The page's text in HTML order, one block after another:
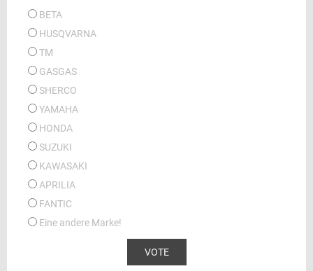
BETA
HUSQVARNA
TM
GASGAS
SHERCO
YAMAHA
HONDA
SUZUKI
KAWASAKI
APRILIA
FANTIC
Eine andere Marke!